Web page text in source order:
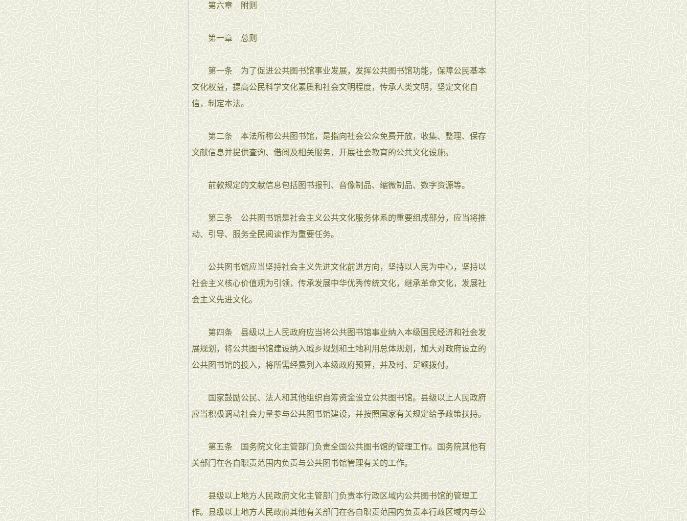
第六章 附则
第一章 总则
第一条 为了促进公共图书馆事业发展，发挥公共图书馆功能，保障公民基本
文化权益，提高公民科学文化素质和社会文明程度，传承人类文明，坚定文化自
信，制定本法。
第二条 本法所称公共图书馆，是指向社会公众免费开放，收集、整理、保存
文献信息并提供查询、借阅及相关服务，开展社会教育的公共文化设施。
前款规定的文献信息包括图书报刊、音像制品、缩微制品、数字资源等。
第三条 公共图书馆是社会主义公共文化服务体系的重要组成部分，应当将推
动、引导、服务全民阅读作为重要任务。
公共图书馆应当坚持社会主义先进文化前进方向，坚持以人民为中心，坚持以
社会主义核心价值观为引领，传承发展中华优秀传统文化，继承革命文化，发展社
会主义先进文化。
第四条 县级以上人民政府应当将公共图书馆事业纳入本级国民经济和社会发
展规划，将公共图书馆建设纳入城乡规划和土地利用总体规划，加大对政府设立的
公共图书馆的投入，将所需经费列入本级政府预算，并及时、足额拨付。
国家鼓励公民、法人和其他组织自筹资金设立公共图书馆。县级以上人民政府
应当积极调动社会力量参与公共图书馆建设，并按照国家有关规定给予政策扶持。
第五条 国务院文化主管部门负责全国公共图书馆的管理工作。国务院其他有
关部门在各自职责范围内负责与公共图书馆管理有关的工作。
县级以上地方人民政府文化主管部门负责本行政区域内公共图书馆的管理工
作。县级以上地方人民政府其他有关部门在各自职责范围内负责本行政区域内与公